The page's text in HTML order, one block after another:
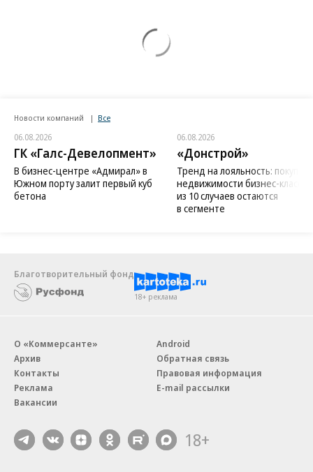
30 лет назад в Чечне был убит Джохар Дудаев
Чеченский генерал был убит российскими
военными 21 апреля 1996 года. Его устранение не
поменяло расклад сил в регионе. В августе того же
года отряды под руководством Аслана Масхадова
перессорились, а главный террорист Шамиль
Басаев, выйдя из подчинения официальных
Ичкерия» признана террористической и
запрещена в РФ), вместе с арабским наемником
Хаттабом напал на соседний Дагестан, вынудив
тем самым федеральный центр начать новую
Читать полностью